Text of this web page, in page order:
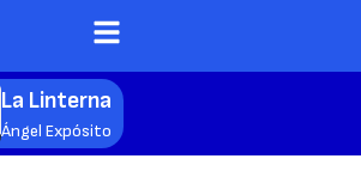
La Linterna
Ángel Expósito